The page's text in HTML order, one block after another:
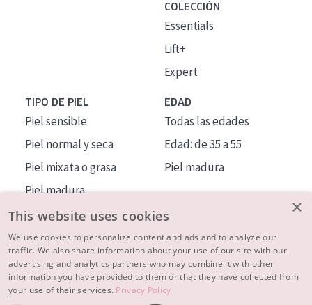
COLECCIÓN
Essentials
Lift+
Expert
TIPO DE PIEL
Piel sensible
Piel normal y seca
Piel mixata o grasa
Piel madura
Piel expuesta al sol
Piel menopáusica
EDAD
Todas las edades
Edad: de 35 a 55
Piel madura
MÁS SOBRE NOSOTROS
INSPIRACIÓN
×
This website uses cookies
We use cookies to personalize content and ads and to analyze our
traffic. We also share information about your use of our site with our
advertising and analytics partners who may combine it with other
information you have provided to them or that they have collected from
your use of their services. Privacy Policy